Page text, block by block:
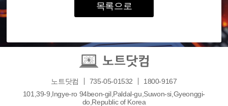
목록으로
노트닷컴 735-05-01532
1800-9167
101,39-9,Ingye-ro 94beon-gil,Paldal-gu,Suwon-si,Gyeonggi-
do,Republic of Korea